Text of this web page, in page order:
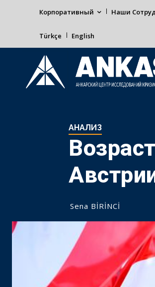
Корпоративный Наши
Türkçe English
АНАЛИЗ
Sena BİRİNCİ